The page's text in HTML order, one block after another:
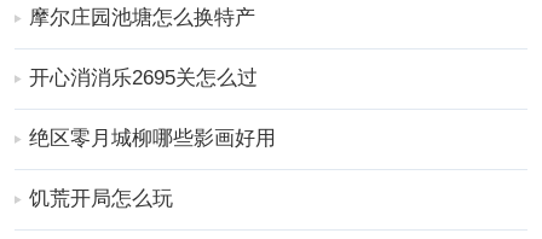
6、简洁、流畅的移动端。系统搭建全面兼容移动端办公
平台，让领导可以随时随地审批流程、查询数据，一掌
把握公司运营动态，提升管理效率。
更新日志
1.提供编辑功能，用户可以根据实际需求对系统中的数据
进行修改和调整，确保数据的准确性和实时性，提升系
摩尔庄园池塘怎么换特产
开心消消乐2695关怎么过
绝区零月城柳哪些影画好用
饥荒开局怎么玩